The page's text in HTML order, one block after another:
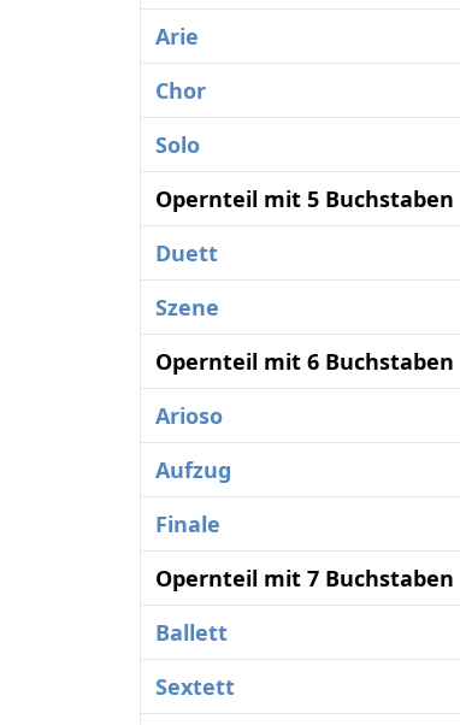
Arie
Chor
Solo
Opernteil mit 5 Buchstaben
Duett
Szene
Opernteil mit 6 Buchstaben
Arioso
Aufzug
Finale
Opernteil mit 7 Buchstaben
Ballett
Sextett